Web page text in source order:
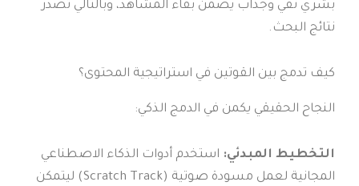
بشري نقي وجذاب يضمن بقاء المشاهد، وبالتالي تصدر
نتائج البحث.
كيف تدمج بين القوتين في استراتيجية المحتوى؟
النجاح الحقيقي يكمن في الدمج الذكي:
التخطيط المبدئي:استخدم أدوات الذكاء الاصطناعي
المجانية لعمل مسودة صوتية (Scratch Track) ليتمكن